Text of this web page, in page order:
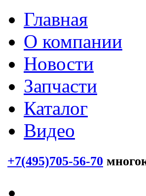
Главная
О компании
Новости
Запчасти
Каталог
Видео
+7(495)705-56-70